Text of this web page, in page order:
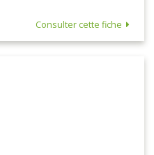
Consulter cette fiche